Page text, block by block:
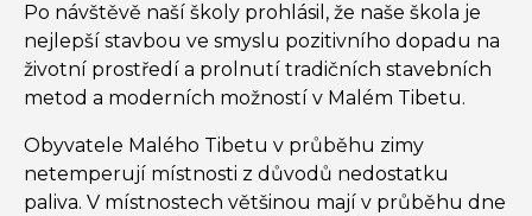
Po návštěvě naší školy prohlásil, že naše škola je
nejlepší stavbou ve smyslu pozitivního dopadu na
životní prostředí a prolnutí tradičních stavebních
metod a moderních možností v Malém Tibetu.
Obyvatele Malého Tibetu v průběhu zimy
netemperují místnosti z důvodů nedostatku
paliva. V místnostech většinou mají v průběhu dne